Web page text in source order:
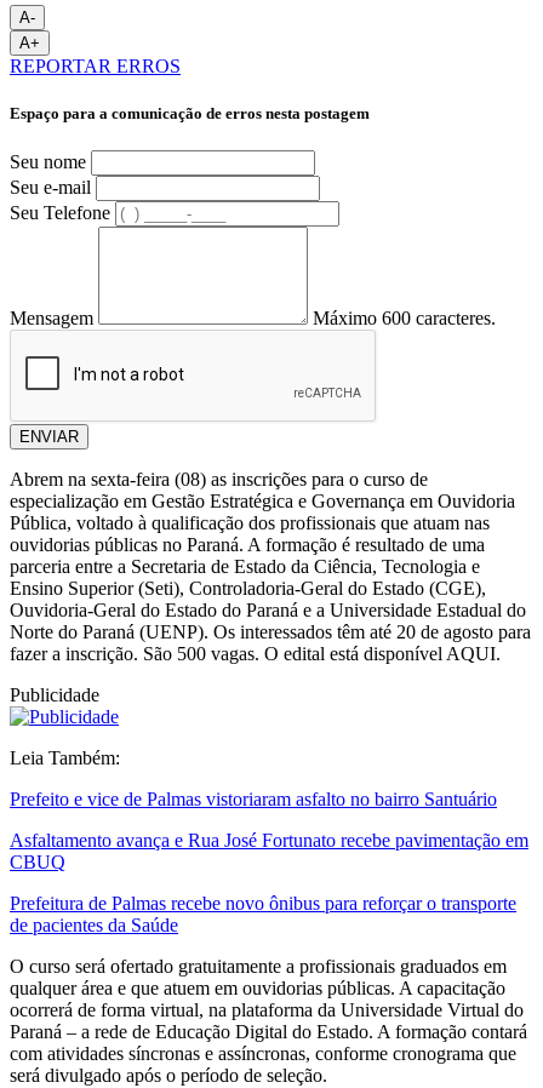
A-
A+
REPORTAR ERROS
Espaço para a comunicação de erros nesta postagem
Seu nome
Seu e-mail
Seu Telefone
Mensagem Máximo 600 caracteres.
ENVIAR
Abrem na sexta-feira (08) as inscrições para o curso de
especialização em Gestão Estratégica e Governança em Ouvidoria
Pública, voltado à qualificação dos profissionais que atuam nas
ouvidorias públicas no Paraná. A formação é resultado de uma
parceria entre a Secretaria de Estado da Ciência, Tecnologia e
Ensino Superior (Seti), Controladoria-Geral do Estado (CGE),
Ouvidoria-Geral do Estado do Paraná e a Universidade Estadual do
Norte do Paraná (UENP). Os interessados têm até 20 de agosto para
fazer a inscrição. São 500 vagas. O edital está disponível AQUI.
Publicidade
Leia Também:
Prefeito e vice de Palmas vistoriaram asfalto no bairro Santuário
Asfaltamento avança e Rua José Fortunato recebe pavimentação em
CBUQ
Prefeitura de Palmas recebe novo ônibus para reforçar o transporte
de pacientes da Saúde
O curso será ofertado gratuitamente a profissionais graduados em
qualquer área e que atuem em ouvidorias públicas. A capacitação
ocorrerá de forma virtual, na plataforma da Universidade Virtual do
Paraná – a rede de Educação Digital do Estado. A formação contará
com atividades síncronas e assíncronas, conforme cronograma que
será divulgado após o período de seleção.